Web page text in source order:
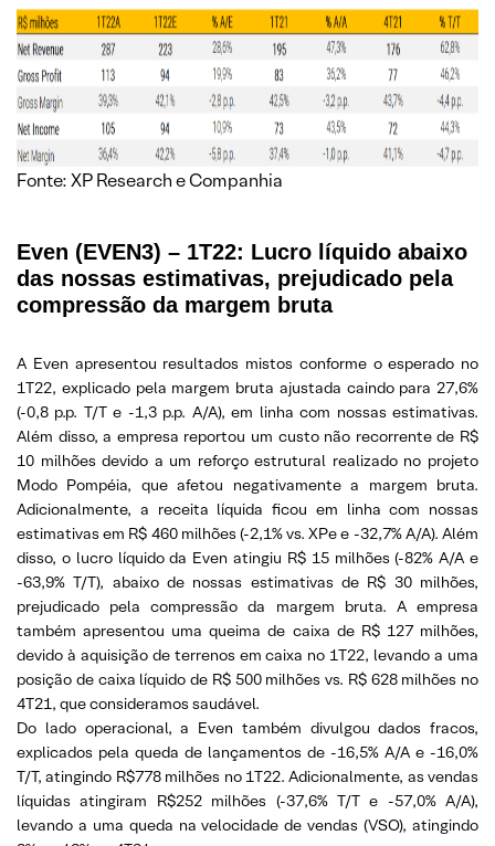
Fonte: XP Research e Companhia
Even (EVEN3) – 1T22: Lucro líquido abaixo
das nossas estimativas, prejudicado pela
compressão da margem bruta
A Even apresentou resultados mistos conforme o esperado no
1T22, explicado pela margem bruta ajustada caindo para 27,6%
(-0,8 p.p. T/T e -1,3 p.p. A/A), em linha com nossas estimativas.
Além disso, a empresa reportou um custo não recorrente de R$
10 milhões devido a um reforço estrutural realizado no projeto
Modo Pompéia, que afetou negativamente a margem bruta.
Adicionalmente, a receita líquida ficou em linha com nossas
estimativas em R$ 460 milhões (-2,1% vs. XPe e -32,7% A/A). Além
disso, o lucro líquido da Even atingiu R$ 15 milhões (-82% A/A e
-63,9% T/T), abaixo de nossas estimativas de R$ 30 milhões,
prejudicado pela compressão da margem bruta. A empresa
também apresentou uma queima de caixa de R$ 127 milhões,
devido à aquisição de terrenos em caixa no 1T22, levando a uma
posição de caixa líquido de R$ 500 milhões vs. R$ 628 milhões no
4T21, que consideramos saudável.
Do lado operacional, a Even também divulgou dados fracos,
explicados pela queda de lançamentos de -16,5% A/A e -16,0%
T/T, atingindo R$778 milhões no 1T22. Adicionalmente, as vendas
líquidas atingiram R$252 milhões (-37,6% T/T e -57,0% A/A),
levando a uma queda na velocidade de vendas (VSO), atingindo